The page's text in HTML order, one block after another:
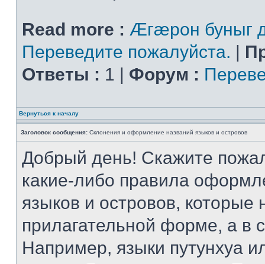
Read more : Æгæрон буныг
Переведите пожалуйста. |
Ответы : 1 | Форум :
Вернуться к началу
Заголовок сообщения: Склонения и оформление названий языков и островов
Добрый день! Скажите
какие-либо правила
языков и островов, которые
прилагательной форме, а в
Например, языки путунхуа